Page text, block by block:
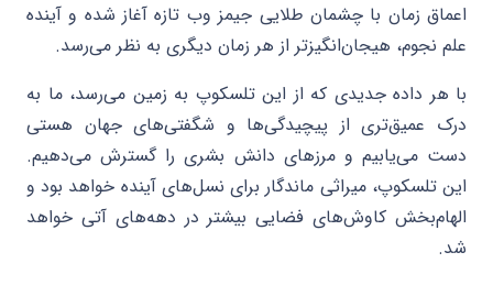
اعماق زمان با چشمان طلایی جیمز وب تازه آغاز شده و آینده
علم نجوم، هیجان‌انگیزتر از هر زمان دیگری به نظر می‌رسد.
با هر داده جدیدی که از این تلسکوپ به زمین می‌رسد، ما به
درک عمیق‌تری از پیچیدگی‌ها و شگفتی‌های جهان هستی
دست می‌یابیم و مرزهای دانش بشری را گسترش می‌دهیم.
این تلسکوپ، میراثی ماندگار برای نسل‌های آینده خواهد بود و
الهام‌بخش کاوش‌های فضایی بیشتر در دهه‌های آتی خواهد
شد.